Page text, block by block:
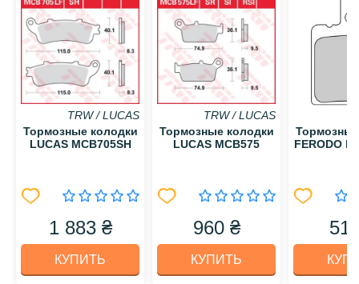
TRW / LUCAS
Тормозные колодки
LUCAS MCB705SH
1 883 ₴
КУПИТЬ
TRW / LUCAS
Тормозные колодки
LUCAS MCB575
960 ₴
КУПИТЬ
FERODO